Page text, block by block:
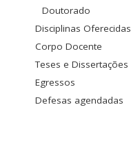
Doutorado
Disciplinas Oferecidas
Corpo Docente
Teses e Dissertações
Egressos
Defesas agendadas